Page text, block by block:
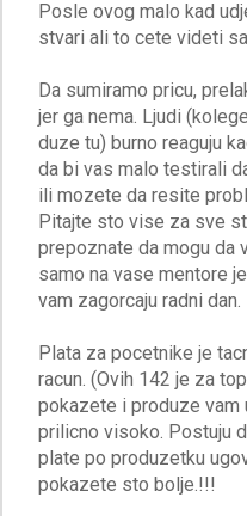
Posle ovog malo kad
stvari ali to cete videti
Da sumiramo pricu,
jer ga nema. Ljudi
duze tu) burno reaguju
da bi vas malo testirali
ili mozete da resite
Pitajte sto vise za sve
prepoznate da mogu da
samo na vase mentore
vam zagorcaju radni dan.
Plata za pocetnike je
racun. (Ovih 142 je za
pokazete i produze vam
prilicno visoko. Postuju
plate po produzetku
pokazete sto bolje.!!!